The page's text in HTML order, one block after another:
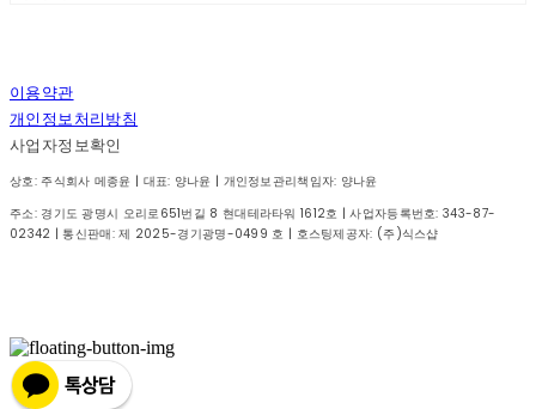
이용약관
개인정보처리방침
사업자정보확인
상호: 주식회사 메종윤 | 대표: 양나윤 | 개인정보관리책임자: 양나윤
주소: 경기도 광명시 오리로651번길 8 현대테라타워 1612호 | 사업자등록번호:343-87-
02342 | 통신판매:제 2025-경기광명-0499 호 | 호스팅제공자: (주)식스샵